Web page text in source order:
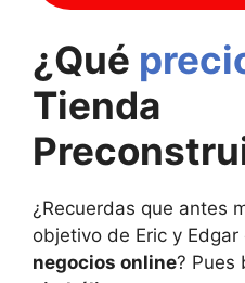
¿Qué
Tienda
¿Recuerdas que antes
objetivo de Eric y Edgar
negocios online? Pues